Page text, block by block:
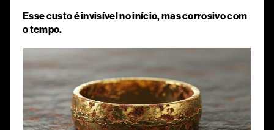
Esse custo é invisível no início, mas corrosivo com
o tempo.